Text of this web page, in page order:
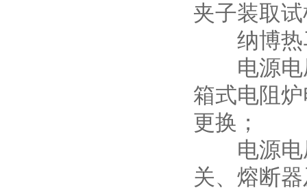
夹子装取
纳博热马
电源电压
箱式电阻
更换；
电源电压
关、熔断